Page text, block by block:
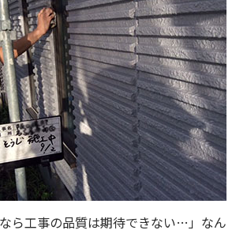
なら工事の品質は期待できない…」なん